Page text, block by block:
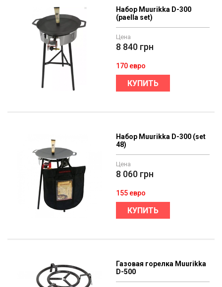
Набор Muurikka D-300
(paella set)
Цена
8 840 грн
170 евро
КУПИТЬ
Набор Muurikka D-300 (set
48)
Цена
8 060 грн
155 евро
КУПИТЬ
Газовая горелка Muurikka
D-500